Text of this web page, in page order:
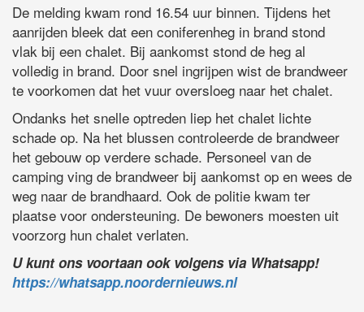
De melding kwam rond 16.54 uur binnen. Tijdens het
aanrijden bleek dat een coniferenheg in brand stond
vlak bij een chalet. Bij aankomst stond de heg al
volledig in brand. Door snel ingrijpen wist de brandweer
te voorkomen dat het vuur oversloeg naar het chalet.
Ondanks het snelle optreden liep het chalet lichte
schade op. Na het blussen controleerde de brandweer
het gebouw op verdere schade. Personeel van de
camping ving de brandweer bij aankomst op en wees de
weg naar de brandhaard. Ook de politie kwam ter
plaatse voor ondersteuning. De bewoners moesten uit
voorzorg hun chalet verlaten.
U kunt ons voortaan ook volgens via Whatsapp!
https://whatsapp.noordernieuws.nl